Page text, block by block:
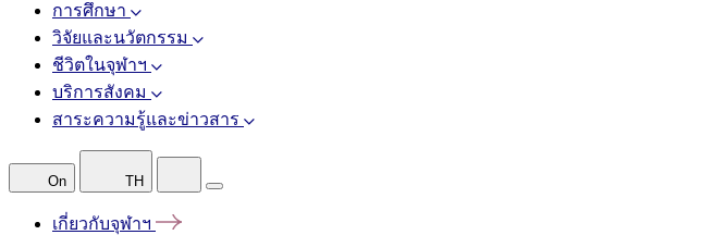
การศึกษา
วิจัยและนวัตกรรม
ชีวิตในจุฬาฯ
บริการสังคม
สาระความรู้และข่าวสาร
On TH
เกี่ยวกับจุฬาฯ